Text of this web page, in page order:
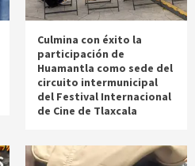
Culmina con éxito la
participación de
Huamantla como sede del
circuito intermunicipal
del Festival Internacional
de Cine de Tlaxcala